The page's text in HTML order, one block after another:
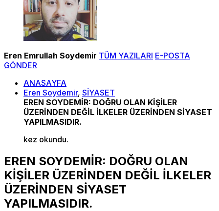
Eren Emrullah Soydemir TÜM YAZILARI E-POSTA
GÖNDER
ANASAYFA
Eren Soydemir, SİYASET
EREN SOYDEMİR: DOĞRU OLAN KİŞİLER
ÜZERİNDEN DEĞİL İLKELER ÜZERİNDEN SİYASET
YAPILMASIDIR.
kez okundu.
EREN SOYDEMİR: DOĞRU OLAN
KİŞİLER ÜZERİNDEN DEĞİL İLKELER
ÜZERİNDEN SİYASET
YAPILMASIDIR.